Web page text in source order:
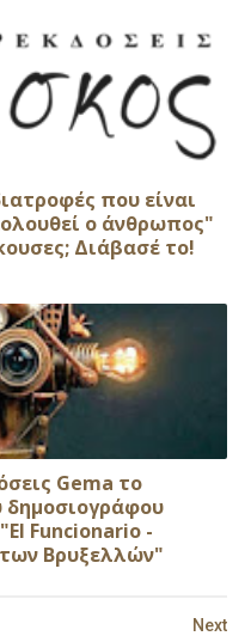
που είναι
ο άνθρωπος"
Διάβασέ το!
Gema το
δημοσιογράφου
Funcionario -
Βρυξελλών"
Next